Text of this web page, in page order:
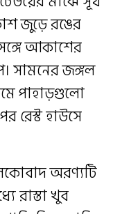
জুড়ে রঙের
আকাশের
সামনের জঙ্গল
পাহাড়গুলো
রেস্ট হাউসে
অরণ্যটি
রাস্তা খুব